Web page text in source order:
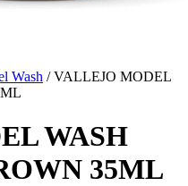
Wash / VALLEJO MODEL
WASH
35ML